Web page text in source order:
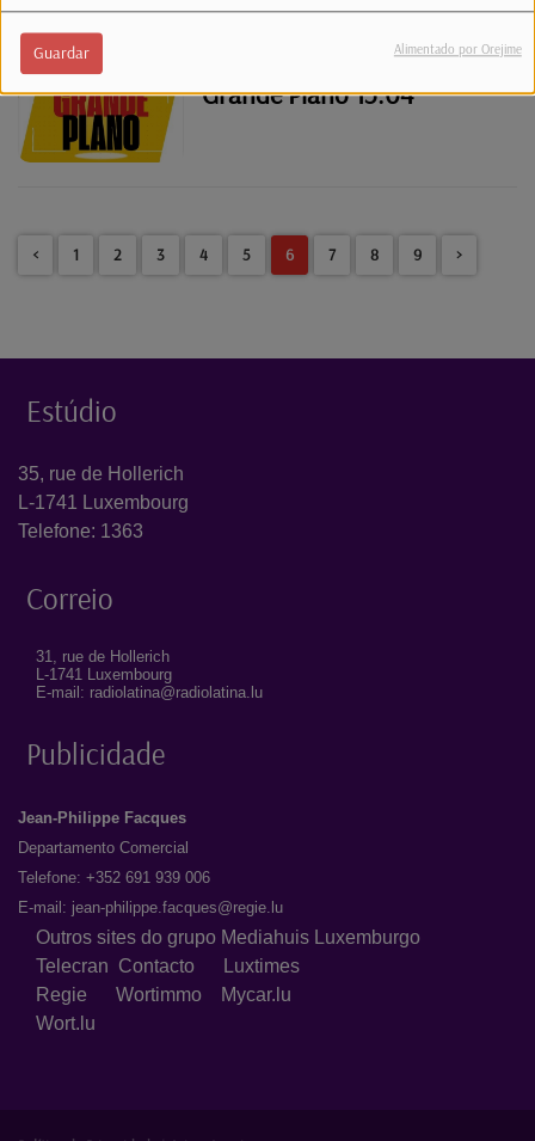
Guardar Alimentado por Orejime
Grande Plano 15.04
< 1 2 3 4 5 6 7 8 9 >
Estúdio
35, rue de Hollerich
L-1741 Luxembourg
Telefone: 1363
Correio
31, rue de Hollerich
L-1741 Luxembourg
E-mail: radiolatina@radiolatina.lu
Publicidade
Jean-Philippe Facques
Departamento Comercial
Telefone: +352 691 939 006
E-mail: jean-philippe.facques@regie.lu
Outros sites do grupo Mediahuis Luxemburgo
Telecran Contacto
Luxtimes
Regie Wortimmo
Mycar.lu
Wort.lu